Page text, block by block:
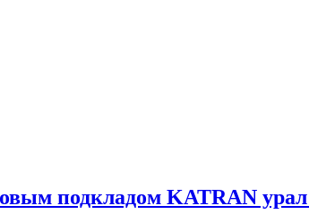
подкладом KATRAN урал